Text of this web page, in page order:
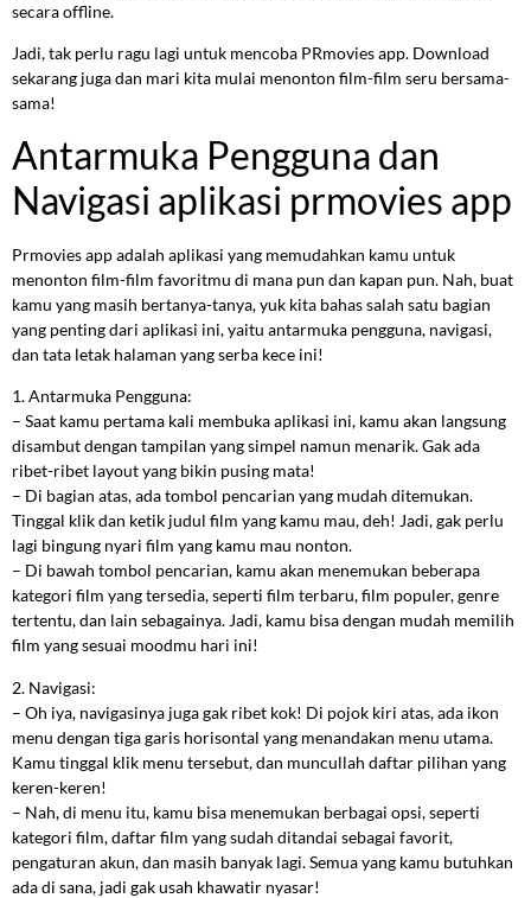
secara offline.
Jadi, tak perlu ragu lagi untuk mencoba PRmovies app. Download
sekarang juga dan mari kita mulai menonton film-film seru bersama-
sama!
Antarmuka Pengguna dan
Navigasi aplikasi prmovies app
Prmovies app adalah aplikasi yang memudahkan kamu untuk
menonton film-film favoritmu di mana pun dan kapan pun. Nah, buat
kamu yang masih bertanya-tanya, yuk kita bahas salah satu bagian
yang penting dari aplikasi ini, yaitu antarmuka pengguna, navigasi,
dan tata letak halaman yang serba kece ini!
1. Antarmuka Pengguna:
– Saat kamu pertama kali membuka aplikasi ini, kamu akan langsung
disambut dengan tampilan yang simpel namun menarik. Gak ada
ribet-ribet layout yang bikin pusing mata!
– Di bagian atas, ada tombol pencarian yang mudah ditemukan.
Tinggal klik dan ketik judul film yang kamu mau, deh! Jadi, gak perlu
lagi bingung nyari film yang kamu mau nonton.
– Di bawah tombol pencarian, kamu akan menemukan beberapa
kategori film yang tersedia, seperti film terbaru, film populer, genre
tertentu, dan lain sebagainya. Jadi, kamu bisa dengan mudah memilih
film yang sesuai moodmu hari ini!
2. Navigasi:
– Oh iya, navigasinya juga gak ribet kok! Di pojok kiri atas, ada ikon
menu dengan tiga garis horisontal yang menandakan menu utama.
Kamu tinggal klik menu tersebut, dan muncullah daftar pilihan yang
keren-keren!
– Nah, di menu itu, kamu bisa menemukan berbagai opsi, seperti
kategori film, daftar film yang sudah ditandai sebagai favorit,
pengaturan akun, dan masih banyak lagi. Semua yang kamu butuhkan
ada di sana, jadi gak usah khawatir nyasar!